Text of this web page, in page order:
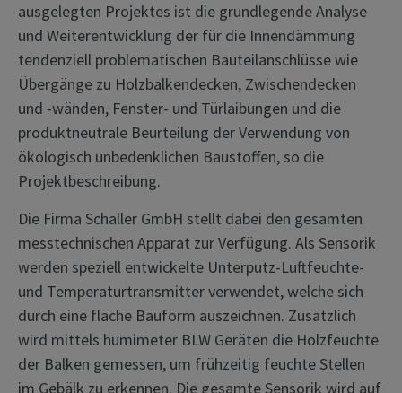
ausgelegten Projektes ist die grundlegende Analyse
und Weiterentwicklung der für die Innendämmung
tendenziell problematischen Bauteilanschlüsse wie
Übergänge zu Holzbalkendecken, Zwischendecken
und -wänden, Fenster- und Türlaibungen und die
produktneutrale Beurteilung der Verwendung von
ökologisch unbedenklichen Baustoffen, so die
Projektbeschreibung.
Die Firma Schaller GmbH stellt dabei den gesamten
messtechnischen Apparat zur Verfügung. Als Sensorik
werden speziell entwickelte Unterputz-Luftfeuchte-
und Temperaturtransmitter verwendet, welche sich
durch eine flache Bauform auszeichnen. Zusätzlich
wird mittels humimeter BLW Geräten die Holzfeuchte
der Balken gemessen, um frühzeitig feuchte Stellen
im Gebälk zu erkennen. Die gesamte Sensorik wird auf